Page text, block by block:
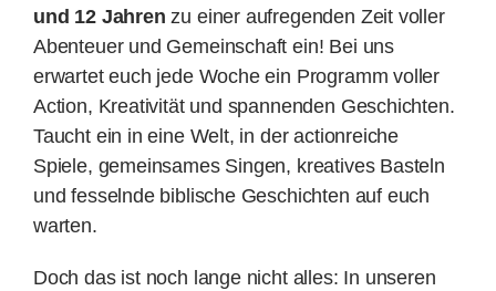
und 12 Jahren zu einer aufregen­den Zeit voller
Abenteuer und Gemein­schaft ein! Bei uns
erwartet euch jede Woche ein Programm voller
Action, Kreativi­tät und spannenden Ge­schich­ten.
Taucht ein in eine Welt, in der actionreiche
Spiele, gemein­sames Singen, kreatives Basteln
und fes­seln­de biblische Geschich­ten auf euch
warten.
Doch das ist noch lange nicht alles: In unseren